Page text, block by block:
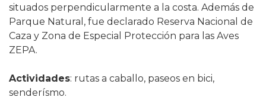
situados perpendicularmente a la costa. Además de
Parque Natural, fue declarado Reserva Nacional de
Caza y Zona de Especial Protección para las Aves
ZEPA.
Actividades: rutas a caballo, paseos en bici,
senderísmo.